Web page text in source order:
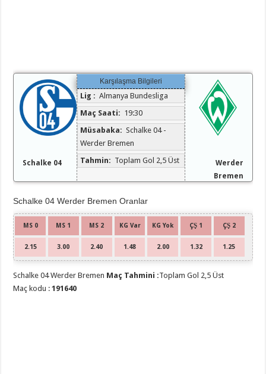
Schalke 04
Karşılaşma Bilgileri
Lig : Almanya Bundesliga
Maç Saati: 19:30
Müsabaka: Schalke 04 -
Werder Bremen
Tahmin: Toplam Gol 2,5 Üst
Werder
Bremen
Schalke 04 Werder Bremen Oranlar
MS 0 MS 1 MS 2 KG Var KG Yok ÇŞ 1 ÇŞ 2
2.15 3.00 2.40 1.48 2.00 1.32 1.25
Schalke 04 Werder Bremen Maç Tahmini :Toplam Gol 2,5 Üst
Maç kodu :191640